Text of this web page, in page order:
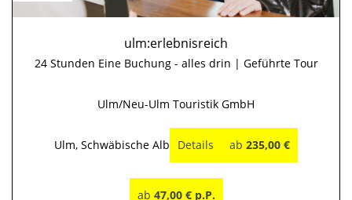
ulm:erlebnisreich
24 Stunden Eine Buchung - alles drin | Geführte Tour
Ulm/Neu-Ulm Touristik GmbH
Ulm, Schwäbische Alb Details ab 235,00 €
ab 47,00 € p.P.